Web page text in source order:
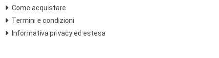
Come acquistare
Termini e condizioni
Informativa privacy ed estesa